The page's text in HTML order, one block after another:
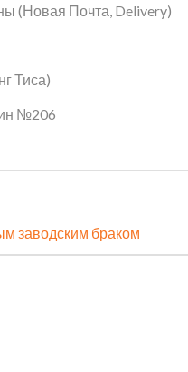
(Новая Почта, Delivery)
Тиса)
№206
заводским браком